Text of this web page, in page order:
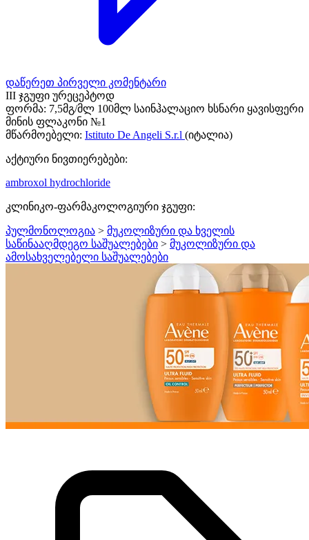
დაწერეთ პირველი კომენტარი
III ჯგუფი ურეცეპტოდ
ფორმა: 7,5მგ/მლ 100მლ საინჰალაციო ხსნარი ყავისფერი
მინის ფლაკონი №1
მწარმოებელი: Istituto De Angeli S.r.l (იტალია)
აქტიური ნივთიერებები:
ambroxol hydrochloride
კლინიკო-ფარმაკოლოგიური ჯგუფი:
პულმონოლოგია > მუკოლიზური და ხველის
საწინააღმდეგო საშუალებები > მუკოლიზური და
ამოსახველებელი საშუალებები